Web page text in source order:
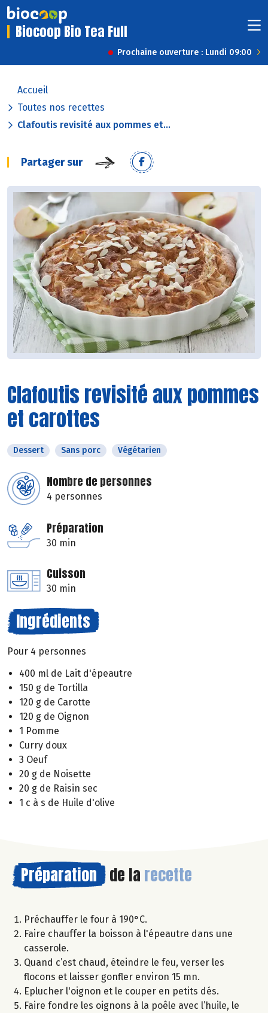
Biocoop Bio Tea Full
Prochaine ouverture : Lundi 09:00
Accueil
Toutes nos recettes
Clafoutis revisité aux pommes et...
Partager sur
Clafoutis revisité aux pommes
et carottes
Dessert Sans porc Végétarien
Nombre de personnes
4 personnes
Préparation
30 min
Cuisson
30 min
Ingrédients
Pour 4 personnes
400 ml de Lait d'épeautre
150 g de Tortilla
120 g de Carotte
120 g de Oignon
1 Pomme
Curry doux
3 Oeuf
20 g de Noisette
20 g de Raisin sec
1 c à s de Huile d'olive
Préparation de la recette
Préchauffer le four à 190°C.
Faire chauffer la boisson à l'épeautre dans une
casserole.
Quand c’est chaud, éteindre le feu, verser les
flocons et laisser gonfler environ 15 mn.
Eplucher l'oignon et le couper en petits dés.
Faire fondre les oignons à la poêle avec l’huile, le